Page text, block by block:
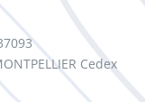
Cedex